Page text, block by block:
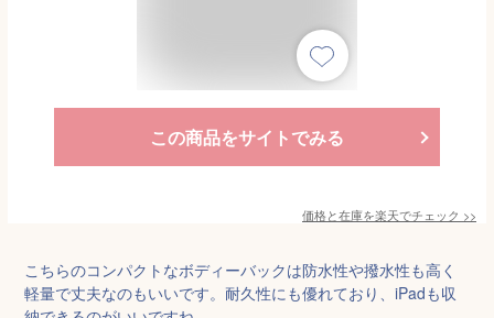
この商品をサイトでみる
価格と在庫を楽天でチェック >>
こちらのコンパクトなボディーバックは防水性や撥水性も高く
軽量で丈夫なのもいいです。耐久性にも優れており、iPadも収